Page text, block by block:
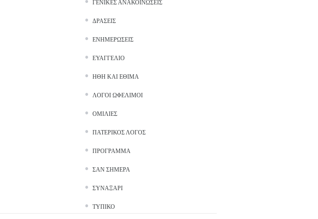
ΓΕΝΙΚΈΣ ΑΝΑΚΟΙΝΏΣΕΙΣ
ΔΡΆΣΕΙΣ
ΕΝΗΜΕΡΏΣΕΙΣ
ΕΥΑΓΓΈΛΙΟ
ΉΘΗ ΚΑΙ ΈΘΙΜΑ
ΛΌΓΟΙ ΩΦΈΛΙΜΟΙ
ΟΜΙΛΊΕΣ
ΠΑΤΕΡΙΚΌΣ ΛΌΓΟΣ
ΠΡΌΓΡΑΜΜΑ
ΣΑΝ ΣΉΜΕΡΑ
ΣΥΝΑΞΆΡΙ
ΤΥΠΙΚΌ